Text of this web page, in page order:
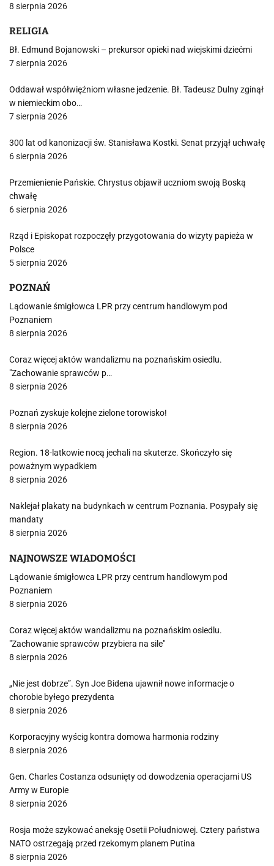
8 sierpnia 2026
RELIGIA
Bł. Edmund Bojanowski – prekursor opieki nad wiejskimi dziećmi
7 sierpnia 2026
Oddawał współwięźniom własne jedzenie. Bł. Tadeusz Dulny zginął
w niemieckim obo…
7 sierpnia 2026
300 lat od kanonizacji św. Stanisława Kostki. Senat przyjął uchwałę
6 sierpnia 2026
Przemienienie Pańskie. Chrystus objawił uczniom swoją Boską
chwałę
6 sierpnia 2026
Rząd i Episkopat rozpoczęły przygotowania do wizyty papieża w
Polsce
5 sierpnia 2026
POZNAŃ
Lądowanie śmigłowca LPR przy centrum handlowym pod
Poznaniem
8 sierpnia 2026
Coraz więcej aktów wandalizmu na poznańskim osiedlu.
"Zachowanie sprawców p…
8 sierpnia 2026
Poznań zyskuje kolejne zielone torowisko!
8 sierpnia 2026
Region. 18-latkowie nocą jechali na skuterze. Skończyło się
poważnym wypadkiem
8 sierpnia 2026
Naklejał plakaty na budynkach w centrum Poznania. Posypały się
mandaty
8 sierpnia 2026
NAJNOWSZE WIADOMOŚCI
Lądowanie śmigłowca LPR przy centrum handlowym pod
Poznaniem
8 sierpnia 2026
Coraz więcej aktów wandalizmu na poznańskim osiedlu.
"Zachowanie sprawców przybiera na sile"
8 sierpnia 2026
„Nie jest dobrze”. Syn Joe Bidena ujawnił nowe informacje o
chorobie byłego prezydenta
8 sierpnia 2026
Korporacyjny wyścig kontra domowa harmonia rodziny
8 sierpnia 2026
Gen. Charles Costanza odsunięty od dowodzenia operacjami US
Army w Europie
8 sierpnia 2026
Rosja może szykować aneksję Osetii Południowej. Cztery państwa
NATO ostrzegają przed rzekomym planem Putina
8 sierpnia 2026